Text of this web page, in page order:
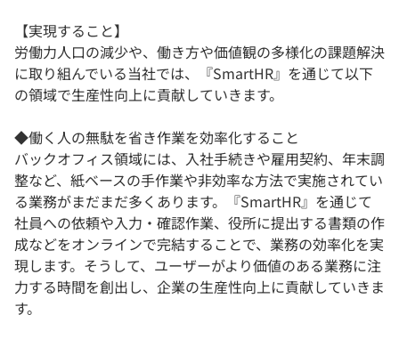
【実現すること】
労働力人口の減少や、働き方や価値観の多様化の課題解決
に取り組んでいる当社では、『SmartHR』を通じて以下
の領域で生産性向上に貢献していきます。
◆働く人の無駄を省き作業を効率化すること
バックオフィス領域には、入社手続きや雇用契約、年末調
整など、紙ベースの手作業や非効率な方法で実施されてい
る業務がまだまだ多くあります。『SmartHR』を通じて
社員への依頼や入力・確認作業、役所に提出する書類の作
成などをオンラインで完結することで、業務の効率化を実
現します。そうして、ユーザーがより価値のある業務に注
力する時間を創出し、企業の生産性向上に貢献していきま
す。